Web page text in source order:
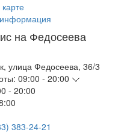
на Федосеева
, улица Федосеева, 36/3
09:00 - 20:00
- 20:00
383-24-21